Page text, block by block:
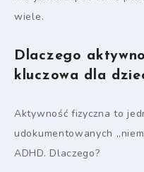
wiele.
Dlaczego
kluczowa dla
Aktywność fizyczna to
udokumentowanych
ADHD. Dlaczego?